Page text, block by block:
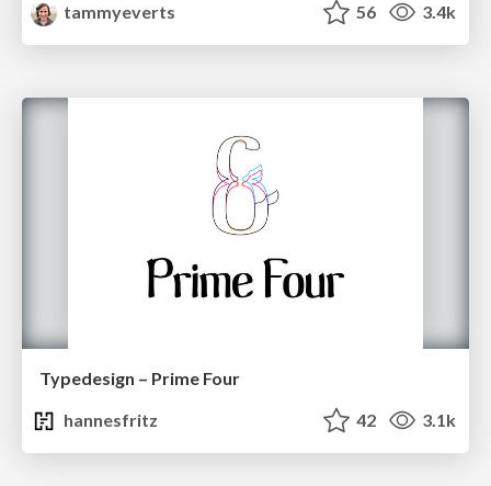
tammyeverts
56 3.4k
Typedesign – Prime Four
hannesfritz
42 3.1k